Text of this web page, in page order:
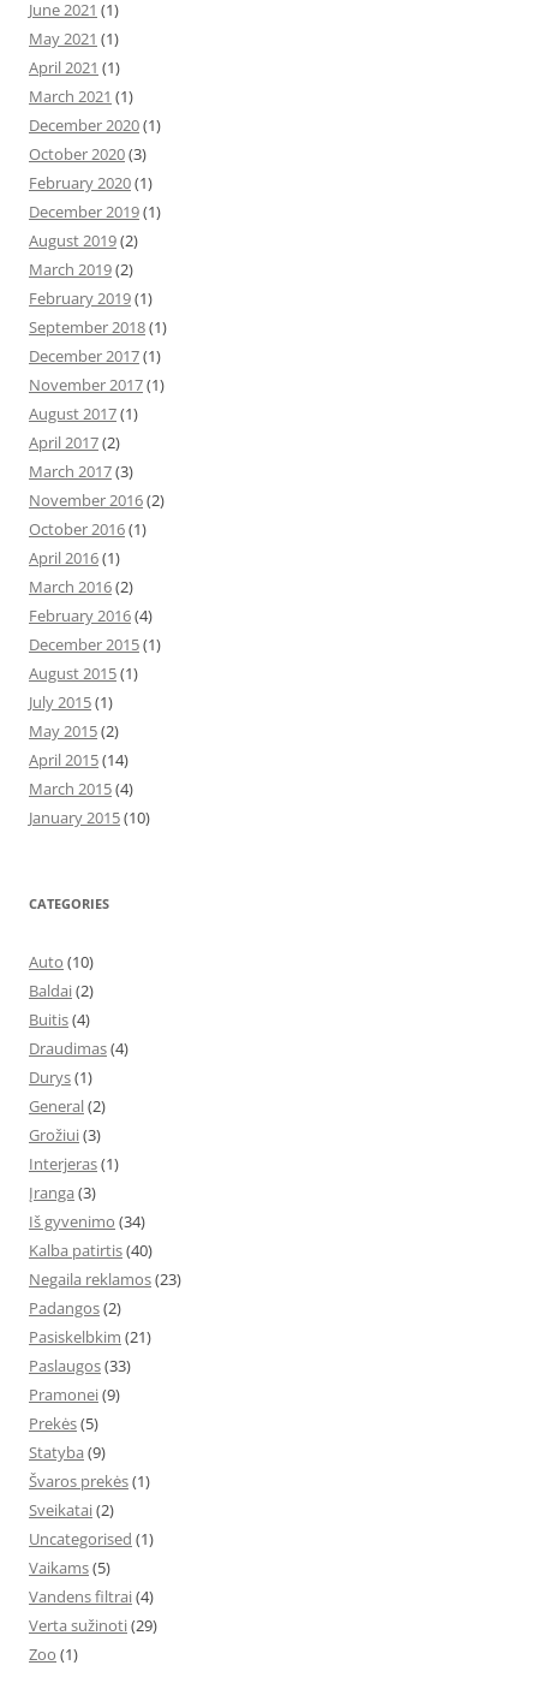
June 2021 (1)
May 2021 (1)
April 2021 (1)
March 2021 (1)
December 2020(1)
October 2020(3)
February 2020(1)
December 2019(1)
August 2019(2)
March 2019(2)
February 2019(1)
September 2018(1)
December 2017(1)
November 2017(1)
August 2017(1)
April 2017(2)
March 2017(3)
November 2016(2)
October 2016(1)
April 2016(1)
March 2016(2)
February 2016(4)
December 2015(1)
August 2015(1)
July 2015(1)
May 2015(2)
April 2015(14)
March 2015(4)
January 2015(10)
CATEGORIES
Auto (10)
Baldai(2)
Buitis(4)
Draudimas(4)
Durys(1)
General(2)
Grožiui(3)
Interjeras(1)
Įranga (3)
Iš gyvenimo (34)
Kalba patirtis(40)
Negaila reklamos(23)
Padangos(2)
Pasiskelbkim (21)
Paslaugos(33)
Pramonei(9)
Prekės(5)
Statyba (9)
Švaros prekės(1)
Sveikatai(2)
Uncategorised (1)
Vaikams(5)
Vandens filtrai(4)
Verta sužinoti(29)
Zoo (1)